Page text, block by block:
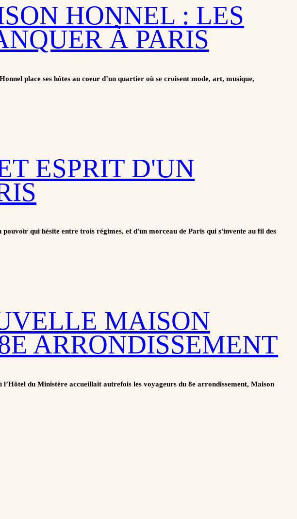
HONNEL : LES
À PARIS
place ses hôtes au coeur d’un quartier où se croisent mode, art, musique,
ESPRIT D'UN
qui hésite entre trois régimes, et d'un morceau de Paris qui s'invente au fil des
MAISON
ARRONDISSEMENT
l’Hôtel du Ministère accueillait autrefois les voyageurs du 8e arrondissement, Maison